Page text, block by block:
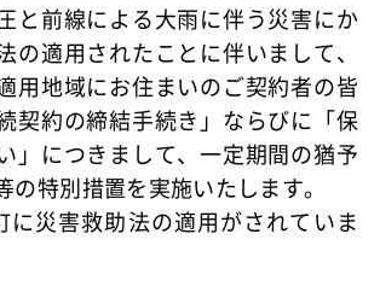
と前線による大雨に伴う災害にか
の適用されたことに伴いまして、
用地域にお住まいのご契約者の皆
契約の締結手続き」ならびに「保
」につきまして、一定期間の猶予
の特別措置を実施いたします。
に災害救助法の適用がされていま